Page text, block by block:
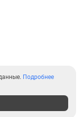
Подробнее